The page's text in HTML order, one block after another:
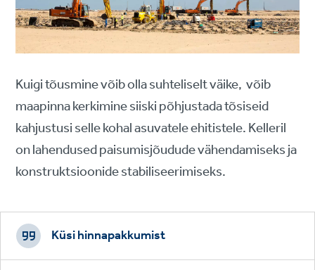
Kuigi tõusmine võib olla suhteliselt väike, võib
maapinna kerkimine siiski põhjustada tõsiseid
kahjustusi selle kohal asuvatele ehitistele. Kelleril
on lahendused paisumisjõudude vähendamiseks ja
konstruktsioonide stabiliseerimiseks.
Footer
CTAs
Küsi hinnapakkumist